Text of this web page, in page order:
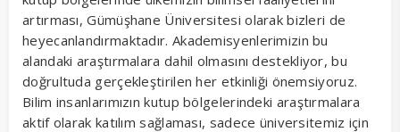
artırması, Gümüşhane Üniversitesi olarak bizleri de
heyecanlandırmaktadır. Akademisyenlerimizin bu
alandaki araştırmalara dahil olmasını destekliyor, bu
doğrultuda gerçekleştirilen her etkinliği önemsiyoruz.
Bilim insanlarımızın kutup bölgelerindeki araştırmalara
aktif olarak katılım sağlaması, sadece üniversitemiz için